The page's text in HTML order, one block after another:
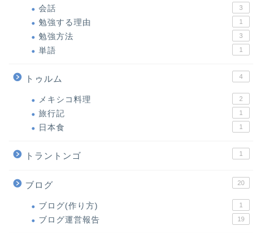
会話 3
勉強する理由 1
勉強方法 3
単語 1
トゥルム 4
メキシコ料理 2
旅行記 1
日本食 1
トラントンゴ 1
ブログ 20
ブログ(作り方) 1
ブログ運営報告 19